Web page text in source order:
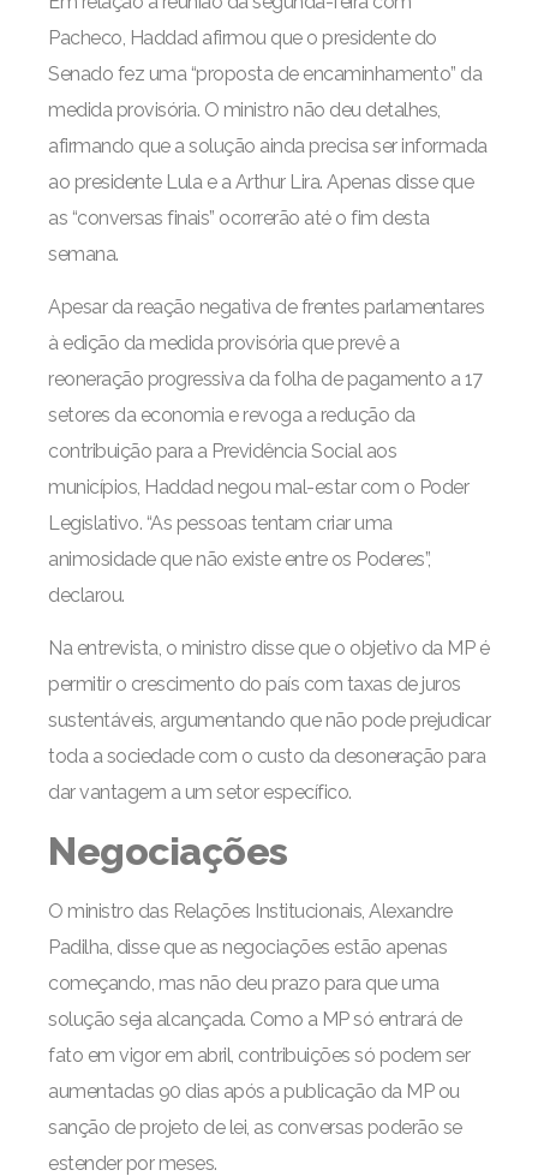
Pacheco, Haddad afirmou que o presidente do
Senado fez uma “proposta de encaminhamento” da
medida provisória. O ministro não deu detalhes,
afirmando que a solução ainda precisa ser informada
ao presidente Lula e a Arthur Lira. Apenas disse que
as “conversas finais” ocorrerão até o fim desta
semana.
Apesar da reação negativa de frentes parlamentares
à edição da medida provisória que prevê a
reoneração progressiva da folha de pagamento a 17
setores da economia e revoga a redução da
contribuição para a Previdência Social aos
municípios, Haddad negou mal-estar com o Poder
Legislativo. “As pessoas tentam criar uma
animosidade que não existe entre os Poderes”,
declarou.
Na entrevista, o ministro disse que o objetivo da MP é
permitir o crescimento do país com taxas de juros
sustentáveis, argumentando que não pode prejudicar
toda a sociedade com o custo da desoneração para
dar vantagem a um setor específico.
Negociações
O ministro das Relações Institucionais, Alexandre
Padilha, disse que as negociações estão apenas
começando, mas não deu prazo para que uma
solução seja alcançada. Como a MP só entrará de
fato em vigor em abril, contribuições só podem ser
aumentadas 90 dias após a publicação da MP ou
sanção de projeto de lei, as conversas poderão se
estender por meses.